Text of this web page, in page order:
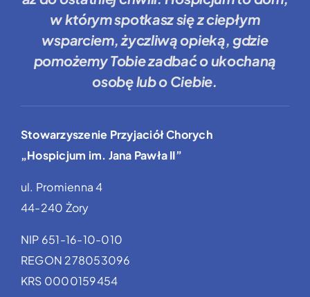
w którym spotkasz się z ciepłym
wsparciem, życzliwą opieką, gdzie
pomożemy Tobiezadbać o ukochaną
osobę lub o Ciebie.
Stowarzyszenie Przyjaciół Chorych
„Hospicjum im. Jana Pawła II”
ul. Promienna 4
44-240 Żory
NIP 651-16-10-010
REGON 278053096
KRS 0000159454